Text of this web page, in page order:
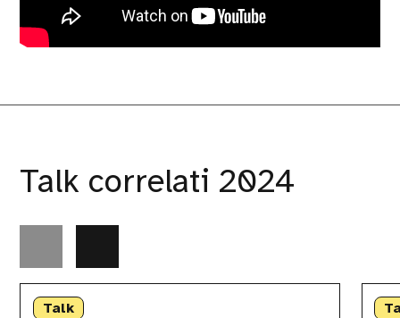
Talk correlati 2024
Talk
Accessibilità